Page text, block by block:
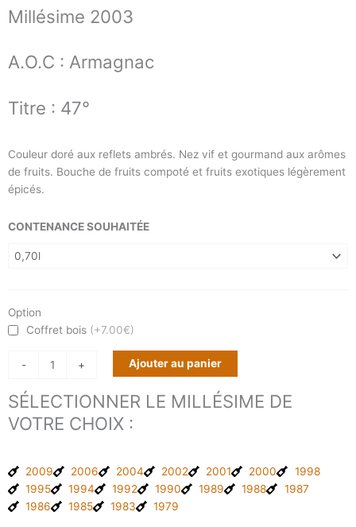
Millésime 2003
A.O.C : Armagnac
Titre : 47°
Couleur doré aux reflets ambrés. Nez vif et gourmand aux arômes
de fruits. Bouche de fruits compoté et fruits exotiques légèrement
épicés.
CONTENANCE SOUHAITÉE
Option
Coffret bois (+7.00€)
-
quantité
Armagnac
2003
+ Ajouter au panier
SÉLECTIONNER LE MILLÉSIME DE
VOTRE CHOIX :
2009 2006 2004 2002 2001 2000
1998
1995
1994 1992 1990 1989 1988
1987
1986
1985 1983 1979